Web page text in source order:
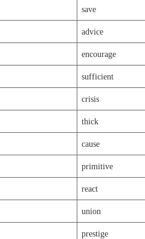
save
advice
encourage
sufficient
crisis
thick
cause
primitive
react
union
prestige